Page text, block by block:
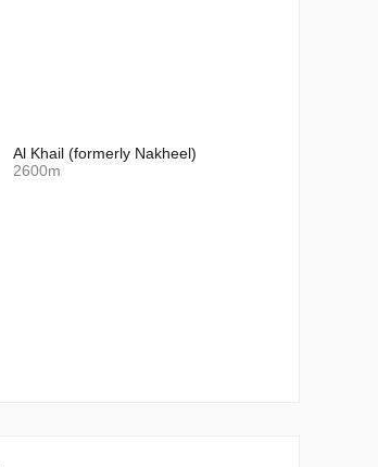
Al Khail (formerly Nakheel)
2600m